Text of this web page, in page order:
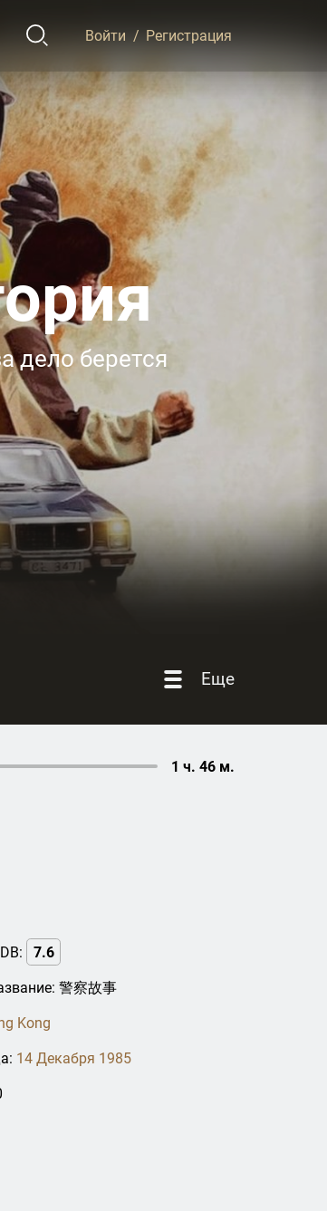
Войти / Регистрация
дело берется
Еще
1 ч. 46 м.
7.6
警察故事
Kong
14 Декабря 1985